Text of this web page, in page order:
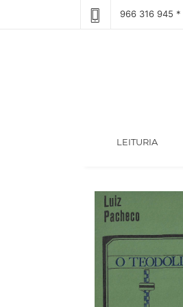
966 316 945 *
LEITURIA